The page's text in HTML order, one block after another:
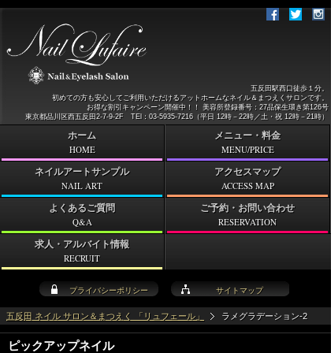
五反田 ネイル サロン＆まつえく 「リュフェール」 ラメグラデーション-2
ピックアップネイル
プライバシーポリシー サイトマップ
五反田駅西口徒歩１分。
初めての方も安心してご利用いただけるアットホームなネイル＆まつえくサロンです。
お得な割引キャンペーン開催中！！ 美容所登録番号：27品保生環き第126号
東京都品川区西五反田2-7-9-2F TEl：03-5935-7216（平日 12時－22時／土・祝 12時－21時）
ホーム
HOME
メニュー・料金
MENU/PRICE
ネイルアートサンプル
NAIL ART
アクセスマップ
ACCESS MAP
よくあるご質問
Q&A
ご予約・お問い合わせ
RESERVATION
求人・アルバイト情報
RECRUIT